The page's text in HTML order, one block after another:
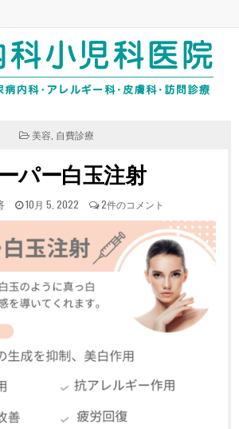
POSTED
美容, 自費診療
パー白玉注射
POSTED
ON
10月 5, 2022
ス
ー
ー
の
2件のコメント